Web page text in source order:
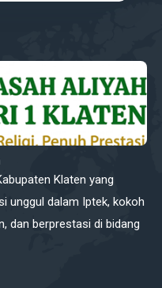
Klaten yang
unggul dalam Iptek, kokoh
dan berprestasi di bidang